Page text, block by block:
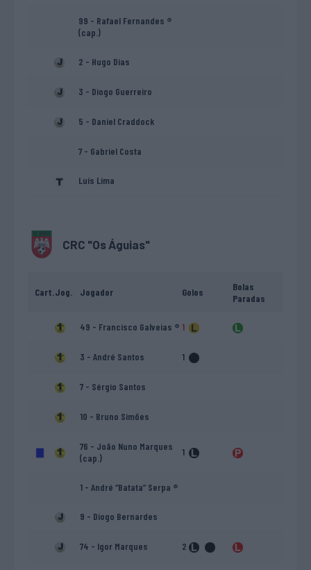
99 - Rafael Fernandes ®
(cap.)
2 - Hugo Dias
3 - Diogo Guerreiro
5 - Daniel Craddock
7 - Gabriel Costa
Luís Lima
CRC "Os Águias"
Cart.Jog. Jogador Golos
Bolas
Paradas
49 - Francisco Galveias ® 1
3 - André Santos 1
7 - Sérgio Santos
10 - Bruno Simões
76 - João Nuno Marques
(cap.)
1
1 - André “Batata” Serpa ®
9 - Diogo Bernardes
74 - Igor Marques 2